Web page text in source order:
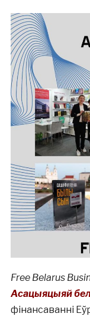
Free Belarus
Асацыяцыяй
фінансаванні